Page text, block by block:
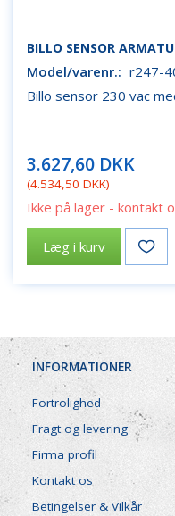
BILLO SENSOR
Model/varenr.: r247-
Billo sensor 230 vac
3.627,60 DKK
(4.534,50 DKK)
Ikke på lager - kontakt
Læg i kurv
INFORMATIONER
Fortrolighed
Fragt og levering
Firma profil
Kontakt os
Betingelser & Vilkår